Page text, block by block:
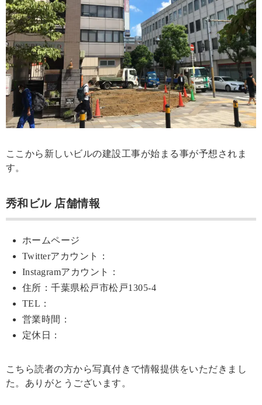
ここから新しいビルの建設工事が始まる事が予想されま
す。
秀和ビル 店舗情報
ホームページ
Twitterアカウント：
Instagramアカウント：
住所：千葉県松戸市松戸1305-4
TEL：
営業時間：
定休日：
こちら読者の方から写真付きで情報提供をいただきまし
た。ありがとうございます。